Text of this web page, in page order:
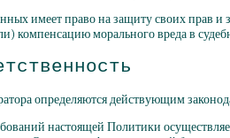
имеет право на защиту своих прав и
) компенсацию морального вреда в
определяются действующим
настоящей Политики